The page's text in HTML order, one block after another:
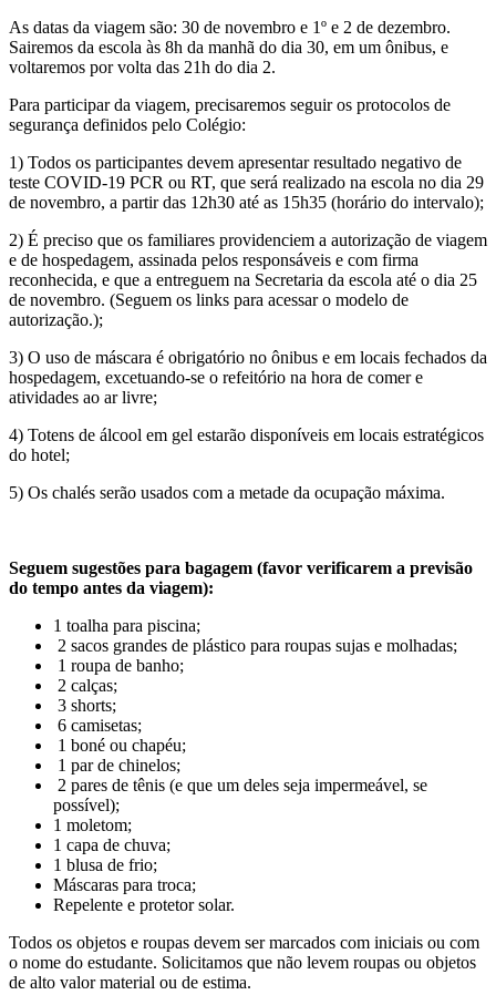
As datas da viagem são: 30 de novembro e 1º e 2 de dezembro.
Sairemos da escola às 8h da manhã do dia 30, em um ônibus, e
voltaremos por volta das 21h do dia 2.
Para participar da viagem, precisaremos seguir os protocolos de
segurança definidos pelo Colégio:
1) Todos os participantes devem apresentar resultado negativo de
teste COVID-19 PCR ou RT, que será realizado na escola no dia 29
de novembro, a partir das 12h30 até as 15h35 (horário do intervalo);
2) É preciso que os familiares providenciem a autorização de viagem
e de hospedagem, assinada pelos responsáveis e com firma
reconhecida, e que a entreguem na Secretaria da escola até o dia 25
de novembro. (Seguem os links para acessar o modelo de
autorização.);
3) O uso de máscara é obrigatório no ônibus e em locais fechados da
hospedagem, excetuando-se o refeitório na hora de comer e
atividades ao ar livre;
4) Totens de álcool em gel estarão disponíveis em locais estratégicos
do hotel;
5) Os chalés serão usados com a metade da ocupação máxima.
Seguem sugestões para bagagem (favor verificarem a previsão
do tempo antes da viagem):
1 toalha para piscina;
2 sacos grandes de plástico para roupas sujas e molhadas;
1 roupa de banho;
2 calças;
3 shorts;
6 camisetas;
1 boné ou chapéu;
1 par de chinelos;
2 pares de tênis (e que um deles seja impermeável, se
possível);
1 moletom;
1 capa de chuva;
1 blusa de frio;
Máscaras para troca;
Repelente e protetor solar.
Todos os objetos e roupas devem ser marcados com iniciais ou com
o nome do estudante. Solicitamos que não levem roupas ou objetos
de alto valor material ou de estima.